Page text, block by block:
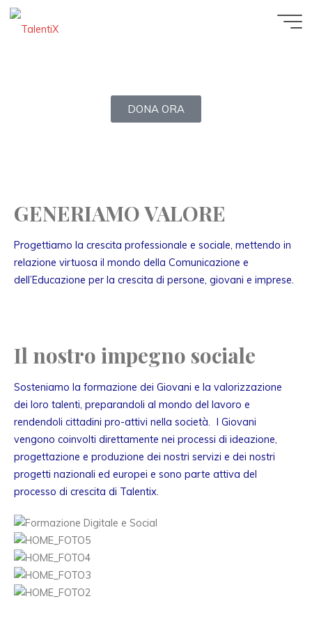
DONA ORA
GENERIAMO VALORE
Progettiamo la crescita professionale e sociale, mettendo in
relazione virtuosa il mondo della Comunicazione e
dell’Educazione per la crescita di persone, giovani e imprese.
Il nostro impegno sociale
Sosteniamo la formazione dei Giovani e la valorizzazione
dei loro talenti, preparandoli al mondo del lavoro e
rendendoli cittadini pro-attivi nella società. I Giovani
vengono coinvolti direttamente nei processi di ideazione,
progettazione e produzione dei nostri servizi e dei nostri
progetti nazionali ed europei e sono parte attiva del
processo di crescita di Talentix.